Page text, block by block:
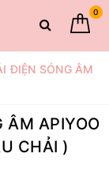
0
ĐIỆN SÓNG ÂM
ÂM APIYOO
CHẢI )